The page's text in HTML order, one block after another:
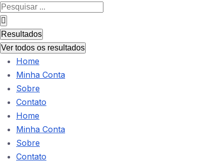
Pesquisar
...
Resultados
Ver todos os resultados
Home
Minha Conta
Sobre
Contato
Home
Minha Conta
Sobre
Contato